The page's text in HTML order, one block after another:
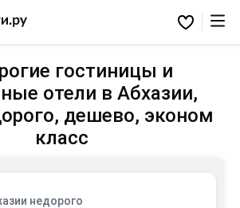
Избранное
гостиницы и
отели в Абхазии,
дешево, эконом
класс
недорого